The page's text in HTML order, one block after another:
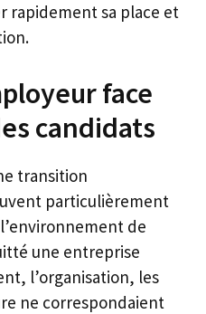
rapidement sa place et
face
candidats
transition
particulièrement
de
une entreprise
l’organisation, les
ne correspondaient